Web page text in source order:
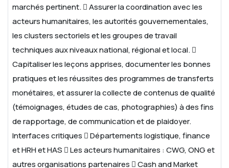
marchés pertinent. Assurer la coordination avec les
acteurs humanitaires, les autorités gouvernementales,
les clusters sectoriels et les groupes de travail
techniques aux niveaux national, régional et local.
Capitaliser les leçons apprises, documenter les bonnes
pratiques et les réussites des programmes de transferts
monétaires, et assurer la collecte de contenus de qualité
(témoignages, études de cas, photographies) à des fins
de rapportage, de communication et de plaidoyer.
Interfaces critiques  Départements logistique, finance
et HRH et HAS  Les acteurs humanitaires : CWG, ONG et
autres organisations partenaires  Cash and Market